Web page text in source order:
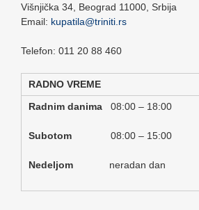
Višnjička 34, Beograd 11000, Srbija
Email: kupatila@triniti.rs
Telefon: 011 20 88 460
RADNO VREME
Radnim danima 08:00 – 18:00
Subotom 08:00 – 15:00
Nedeljom neradan dan